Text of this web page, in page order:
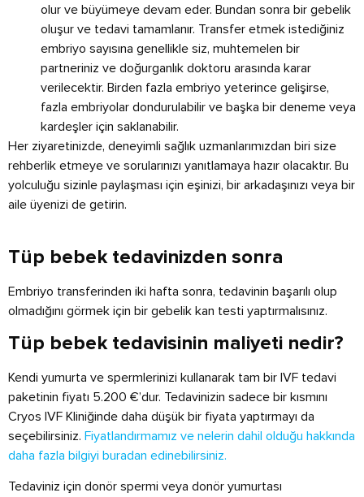
olur ve büyümeye devam eder. Bundan sonra bir gebelik
oluşur ve tedavi tamamlanır. Transfer etmek istediğiniz
embriyo sayısına genellikle siz, muhtemelen bir
partneriniz ve doğurganlık doktoru arasında karar
verilecektir. Birden fazla embriyo yeterince gelişirse,
fazla embriyolar dondurulabilir ve başka bir deneme veya
kardeşler için saklanabilir.
Her ziyaretinizde, deneyimli sağlık uzmanlarımızdan biri size
rehberlik etmeye ve sorularınızı yanıtlamaya hazır olacaktır. Bu
yolculuğu sizinle paylaşması için eşinizi, bir arkadaşınızı veya bir
aile üyenizi de getirin.
Tüp bebek tedavinizden sonra
Embriyo transferinden iki hafta sonra, tedavinin başarılı olup
olmadığını görmek için bir gebelik kan testi yaptırmalısınız.
Tüp bebek tedavisinin maliyeti nedir?
Kendi yumurta ve spermlerinizi kullanarak tam bir IVF tedavi
paketinin fiyatı 5.200 €’dur. Tedavinizin sadece bir kısmını
Cryos IVF Kliniğinde daha düşük bir fiyata yaptırmayı da
seçebilirsiniz. Fiyatlandırmamız ve nelerin dahil olduğu hakkında
daha fazla bilgiyi buradan edinebilirsiniz.
Tedaviniz için donör spermi veya donör yumurtası